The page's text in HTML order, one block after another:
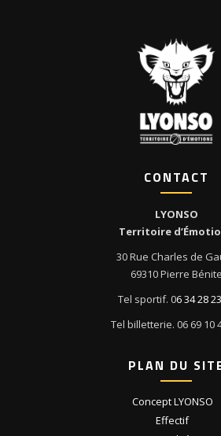
CONTACT
LYONSO
Territoire
30 Rue Charles de
69310 Pierre Bénite
Tel sportif. 06 34 28
Tel billetterie. 06 69 10
PLAN DU
Concept LYONSO
Effectif